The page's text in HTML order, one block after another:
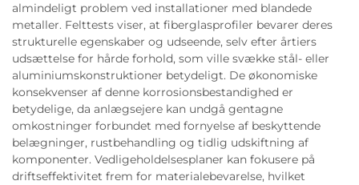
almindeligt problem ved installationer med blandede
metaller. Felttests viser, at fiberglasprofiler bevarer deres
strukturelle egenskaber og udseende, selv efter årtiers
udsættelse for hårde forhold, som ville svække stål- eller
aluminiumskonstruktioner betydeligt. De økonomiske
konsekvenser af denne korrosionsbestandighed er
betydelige, da anlægsejere kan undgå gentagne
omkostninger forbundet med fornyelse af beskyttende
belægninger, rustbehandling og tidlig udskiftning af
komponenter. Vedligeholdelsesplaner kan fokusere på
driftseffektivitet frem for materialebevarelse, hvilket